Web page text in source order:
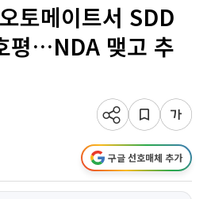
토메이트서 SDD
평…NDA 맺고 추
구글 선호매체 추가